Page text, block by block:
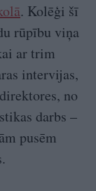
. Kolēģi šī
rūpību viņa
ar trim
intervijas,
no
darbs –
pusēm